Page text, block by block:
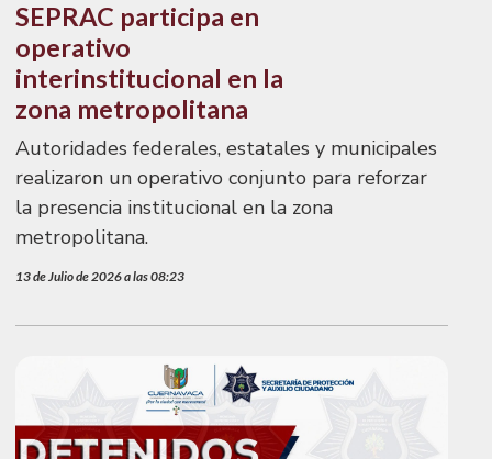
SEPRAC participa en
operativo
interinstitucional en la
zona metropolitana
Autoridades federales, estatales y municipales
realizaron un operativo conjunto para reforzar
la presencia institucional en la zona
metropolitana.
13 de Julio de 2026 a las 08:23